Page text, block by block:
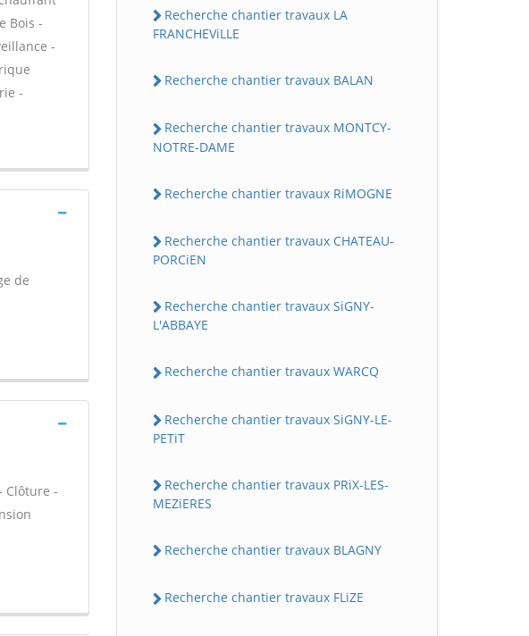
Bois -
-
-
de
Clôture -
Recherche chantier travaux LA
FRANCHEViLLE
Recherche chantier travaux BALAN
Recherche chantier travaux MONTCY-
NOTRE-DAME
Recherche chantier travaux RiMOGNE
Recherche chantier travaux CHATEAU-
PORCiEN
Recherche chantier travaux SiGNY-
L'ABBAYE
Recherche chantier travaux WARCQ
Recherche chantier travaux SiGNY-LE-
PETiT
Recherche chantier travaux PRiX-LES-
MEZiERES
Recherche chantier travaux BLAGNY
Recherche chantier travaux FLiZE